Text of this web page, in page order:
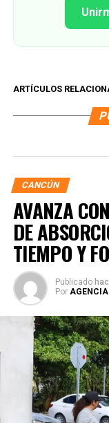
ARTÍCULOS
CANCÚN
AVANZA
DE
TIEMPO Y
Publicado
Por